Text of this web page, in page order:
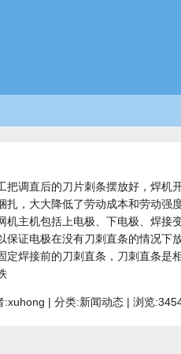
把调直后的刀片刺条摆放好，焊机
，大大降低了劳动成本和劳动强
机主机包括上电极、下电极、焊接
保证电极在没有刀刺直条的情况下
定焊接前的刀刺直条，刀刺直条是
:xuhong | 分类:新闻动态 | 浏览